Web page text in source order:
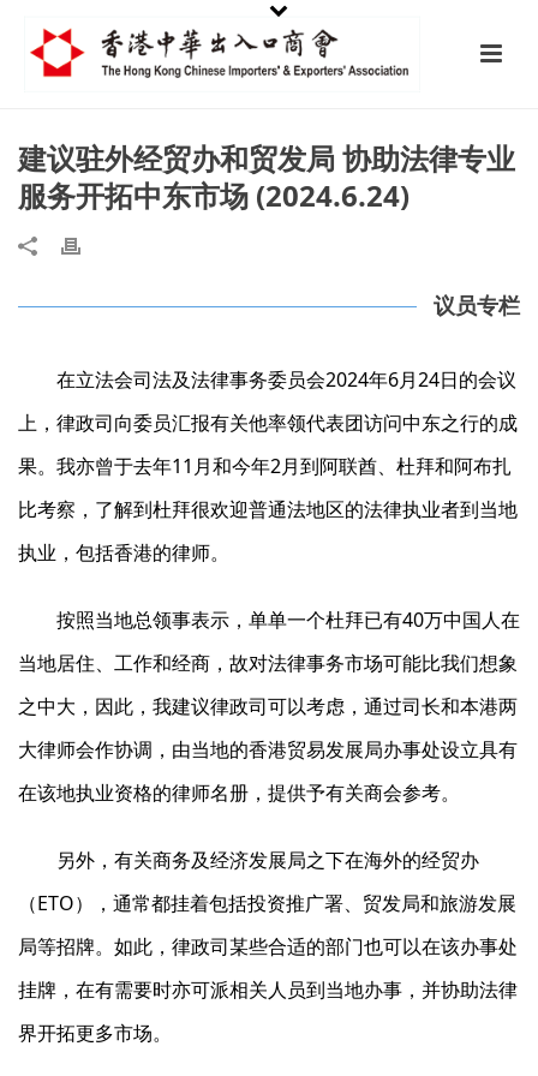
建议驻外经贸办和贸发局 协助法律专业
服务开拓中东市场 (2024.6.24)
议员专栏
在立法会司法及法律事务委员会2024年6月24日的会议
上，律政司向委员汇报有关他率领代表团访问中东之行的成
果。我亦曾于去年11月和今年2月到阿联酋、杜拜和阿布扎
比考察，了解到杜拜很欢迎普通法地区的法律执业者到当地
执业，包括香港的律师。
按照当地总领事表示，单单一个杜拜已有40万中国人在
当地居住、工作和经商，故对法律事务市场可能比我们想象
之中大，因此，我建议律政司可以考虑，通过司长和本港两
大律师会作协调，由当地的香港贸易发展局办事处设立具有
在该地执业资格的律师名册，提供予有关商会参考。
另外，有关商务及经济发展局之下在海外的经贸办
（ETO），通常都挂着包括投资推广署、贸发局和旅游发展
局等招牌。如此，律政司某些合适的部门也可以在该办事处
挂牌，在有需要时亦可派相关人员到当地办事，并协助法律
界开拓更多市场。